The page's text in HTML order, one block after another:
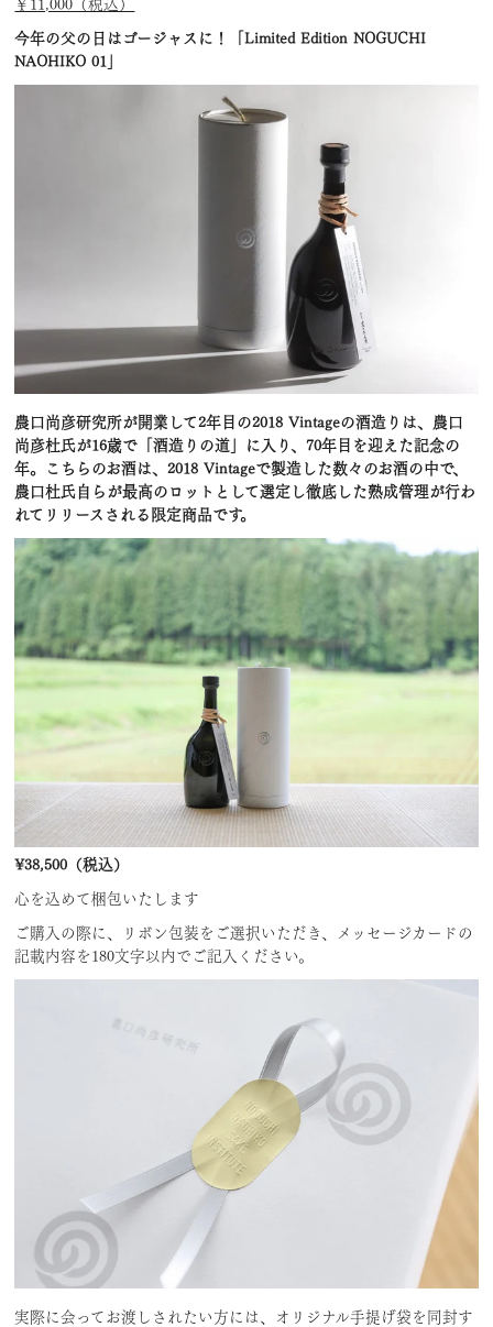
￥11,000（税込）
今年の父の日はゴージャスに！「Limited Edition NOGUCHI
NAOHIKO 01」
農口尚彦研究所が開業して2年目の2018 Vintageの酒造りは、農口
尚彦杜氏が16歳で「酒造りの道」に入り、70年目を迎えた記念の
年。こちらのお酒は、2018 Vintageで製造した数々のお酒の中で、
農口杜氏自らが最高のロットとして選定し徹底した熟成管理が行わ
れてリリースされる限定商品です。
¥38,500（税込）
心を込めて梱包いたします
ご購入の際に、リボン包装をご選択いただき、メッセージカードの
記載内容を180文字以内でご記入ください。
実際に会ってお渡しされたい方には、オリジナル手提げ袋を同封す